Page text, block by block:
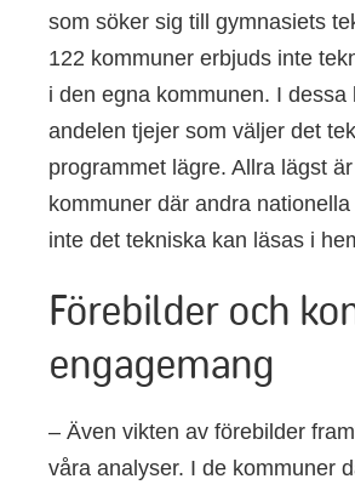
som söker sig till gymnasiets
122 kommuner erbjuds inte
i den egna kommunen. I dessa
andelen tjejer som väljer det
programmet lägre. Allra lägst
kommuner där andra
inte det tekniska kan läsas i
Förebilder och
engagemang
– Även vikten av förebilder
våra analyser. I de kommuner